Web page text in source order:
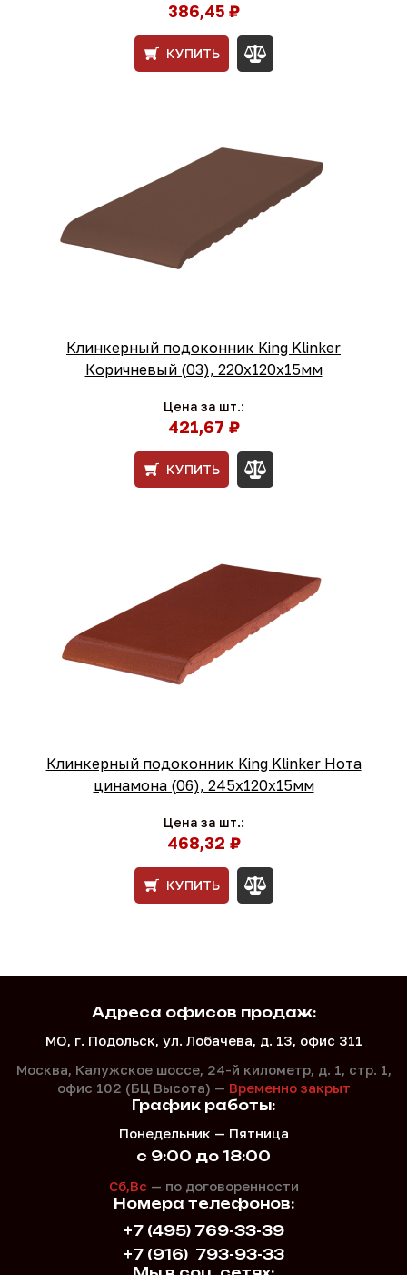
386,45 ₽
КУПИТЬ
Клинкерный подоконник King Klinker
Коричневый (03), 220х120х15мм
Цена за шт.:
421,67 ₽
КУПИТЬ
Клинкерный подоконник King Klinker Нота
цинамона (06), 245х120х15мм
Цена за шт.:
468,32 ₽
КУПИТЬ
Адреса офисов продаж:
МО, г. Подольск, ул. Лобачева, д. 13, офис 311
Москва, Калужское шоссе, 24-й километр, д. 1, стр. 1,
офис 102 (БЦ Высота) — Временно закрыт
Номера телефонов:
+7 (495) 769-33-39
+7 (916) 793-93-33
График работы:
Понедельник — Пятница
с 9:00 до 18:00
Сб,Вс — по договоренности